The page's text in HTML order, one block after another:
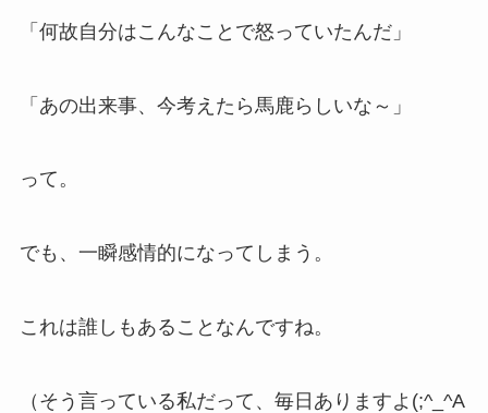
「何故自分はこんなことで怒っていたんだ」
「あの出来事、今考えたら馬鹿らしいな～」
って。
でも、一瞬感情的になってしまう。
これは誰しもあることなんですね。
（そう言っている私だって、毎日ありますよ(;^_^A